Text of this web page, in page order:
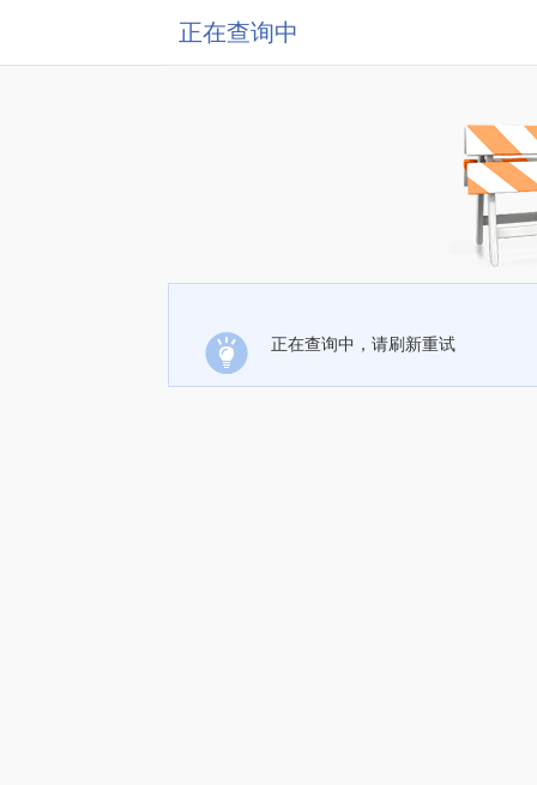
正在查询中
正在查询中，请刷新重试